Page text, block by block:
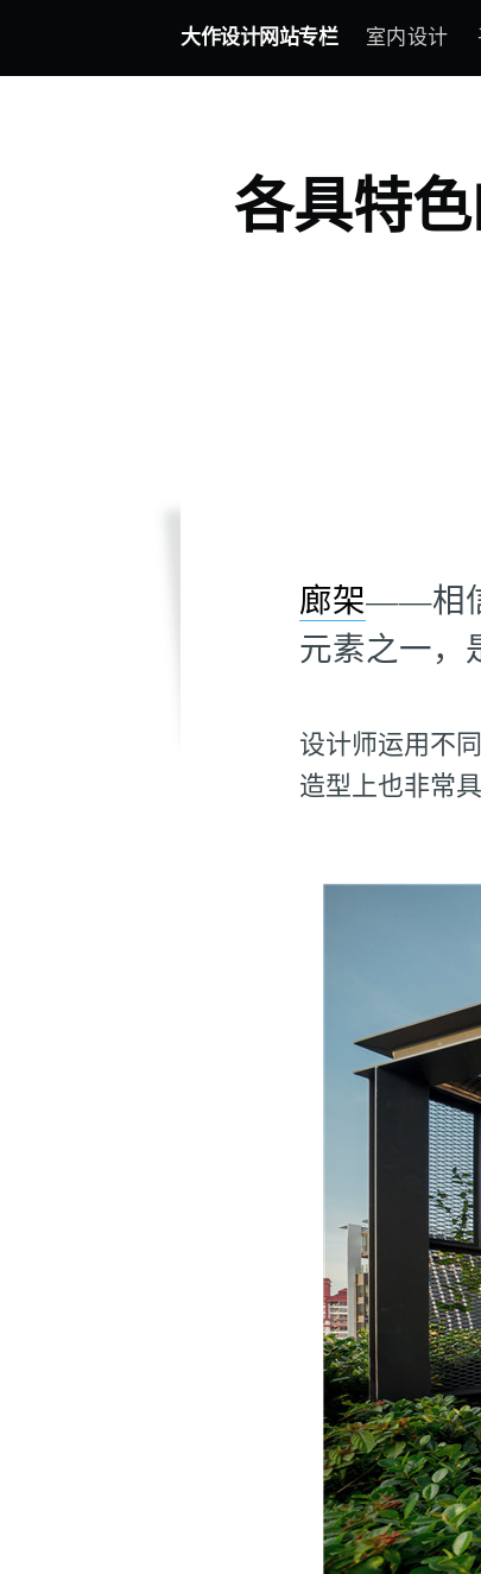
大作设计网站专栏 室内设计
各具特
廊架——相
元素之一，
设计师运用不
造型上也非常